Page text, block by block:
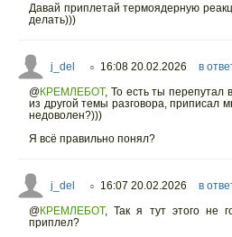
Давай приплетай термоядерную
делать)))
j_del ○ 16:08 20.02.2026 в
@КРЕМЛЕБОТ, То есть ты перепутал
из другой темы разговора, приписал
недоволен?)))
Я всё правильно понял?
j_del ○ 16:07 20.02.2026 в
@КРЕМЛЕБОТ,
Так я тут этого не
приплел?